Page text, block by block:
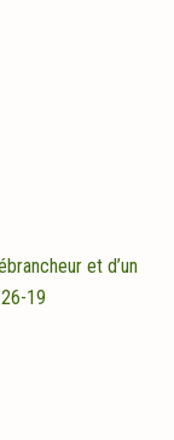
et d’un
19